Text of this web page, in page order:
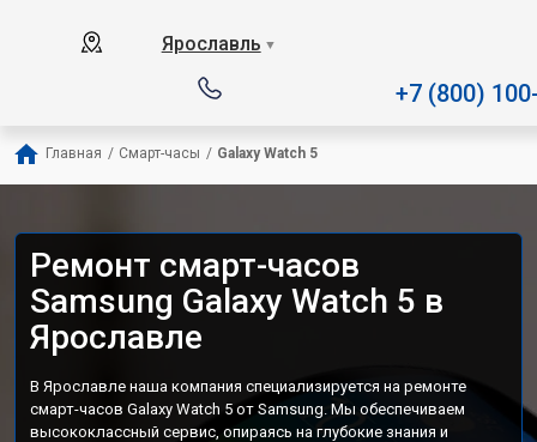
Ярославль ▼
+7 (800)
Главная / Смарт-часы / Galaxy Watch 5
Ремонт смарт-часов
Samsung Galaxy Watch 5 в
Ярославле
В Ярославле наша компания специализируется на ремонте
смарт-часов Galaxy Watch 5 от Samsung. Мы обеспечиваем
высококлассный сервис, опираясь на глубокие знания и